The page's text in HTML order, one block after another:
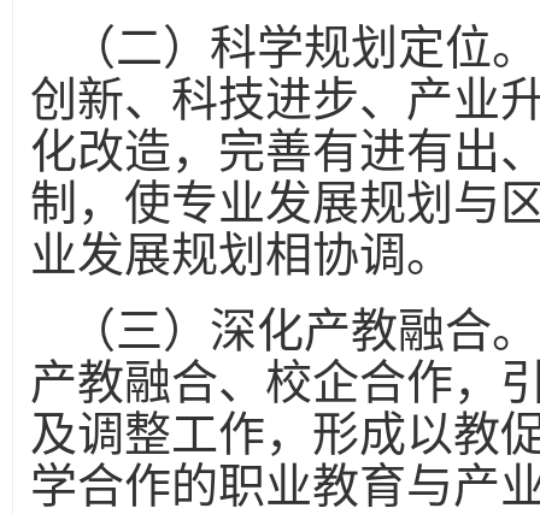
（二）科学规划定位
创新、科技进步、产业
化改造，完善有进有出
制，使专业发展规划与
业发展规划相协调。
（三）深化产教融合
产教融合、校企合作，
及调整工作，形成以教
学合作的职业教育与产